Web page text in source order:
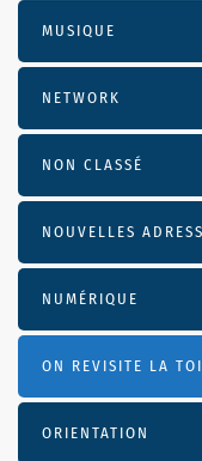
MUSIQUE
NETWORK
NON CLASSÉ
NOUVELLES
NUMÉRIQUE
ON REVISITE LA
ORIENTATION